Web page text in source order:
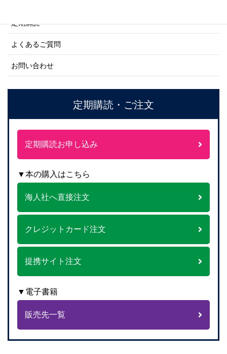
定期購読
よくあるご質問
お問い合わせ
定期購読・ご注文
定期購読お申し込み
▼本の購入はこちら
海人社へ直接注文
クレジットカード注文
提携サイト注文
▼電子書籍
販売先一覧